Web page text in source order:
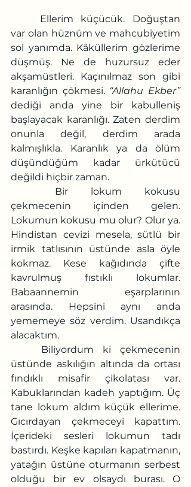
var olan hüznüm ve mahcubiyetim
sol yanımda. Kâküllerim gözlerime
düşmüş. Ne de huzursuz eder
akşamüstleri. Kaçınılmaz son gibi
karanlığın çökmesi. “Allahu Ekber”
dediği anda yine bir kabulleniş
başlayacak karanlığı. Zaten derdim
onunla değil, derdim arada
kalmışlıkla. Karanlık ya da ölüm
düşündüğüm kadar ürkütücü
değildi hiçbir zaman.
çekmecenin içinden gelen.
Lokumun kokusu mu olur? Olur ya.
Hindistan cevizi mesela, sütlü bir
irmik tatlısının üstünde asla öyle
kokmaz. Kese kağıdında çifte
kavrulmuş fıstıklı lokumlar.
Babaannemin eşarplarının
arasında. Hepsini aynı anda
yememeye söz verdim. Usandıkça
alacaktım.
üstünde askılığın altında da ortası
fındıklı misafir çikolatası var.
Kabuklarından kadeh yaptığım. Üç
tane lokum aldım küçük ellerime.
Gıcırdayan çekmeceyi kapattım.
İçerideki sesleri lokumun tadı
bastırdı. Keşke kapıları kapatmanın,
yatağın üstüne oturmanın serbest
olduğu bir ev olsaydı burası. O